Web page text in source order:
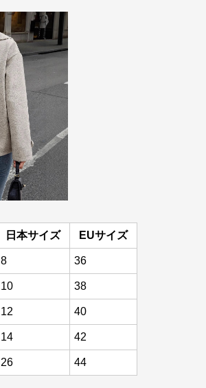
日本サイズ EUサイズ
8 36
10 38
12 40
14 42
26 44